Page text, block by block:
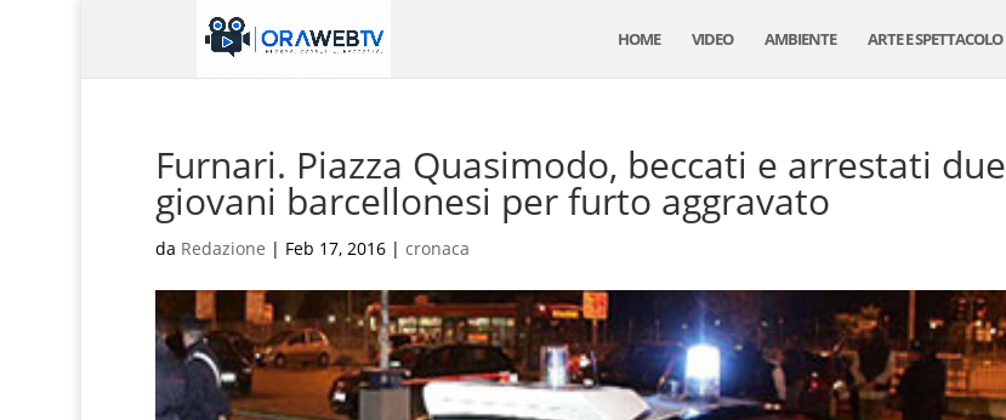
HOME VIDEO AMBIENTE ARTE E SPETTACOLO
Furnari. Piazza Quasimodo, beccati e arrestati due
giovani barcellonesi per furto aggravato
da Redazione | Feb 17, 2016| cronaca